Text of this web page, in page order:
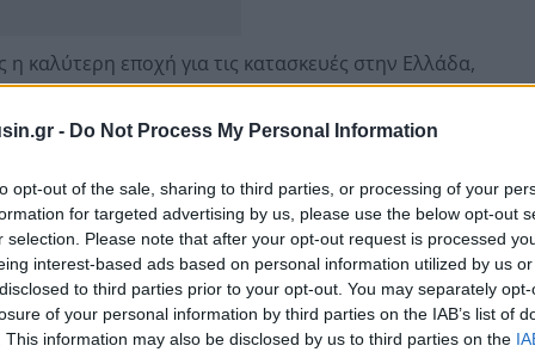
- Do Not Process My Personal Information
opt-out of the sale, sharing to third parties, or processing of your
for targeted advertising by us, please use the below opt-out
selection. Please note that after your opt-out request is processed
interest-based ads based on personal information utilized by us
to third parties prior to your opt-out. You may separately
of your personal information by third parties on the IAB’s list of
This information may also be disclosed by us to third parties on the
καλύτερη εποχή για τις κατασκευές στην Ελλάδα,
AKTOR δραστηριοποιείται εντατικά,
των κατασκευών έως το τέλος της δεκαετίας.
πως ο αναπτυξιακός αυτός κύκλος έχει
AKTOR ήδη ετοιμάζεται και θωρακίζεται για
τοποθετημένος στην αγορά, από καλύτερη
σχεδιασμός στηρίζεται σε τρεις πυλώνες που θα
οποίες θα παραμείνουν το κύριο πεδίο